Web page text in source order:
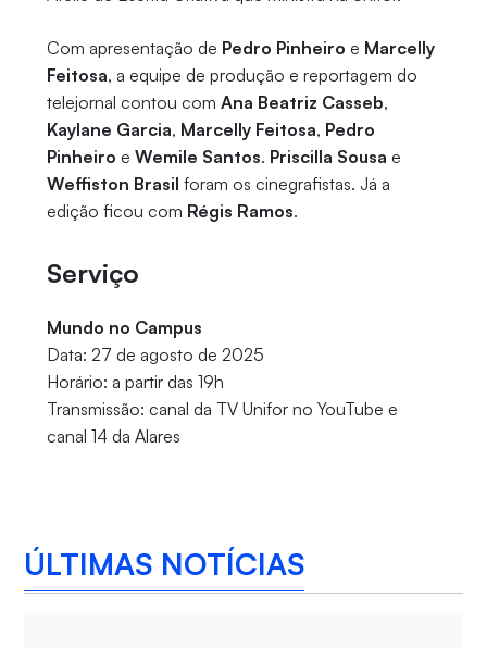
Com apresentação de Pedro Pinheiro e Marcelly
Feitosa, a equipe de produção e reportagem do
telejornal contou com Ana Beatriz Casseb,
Kaylane Garcia, Marcelly Feitosa, Pedro
Pinheiro e Wemile Santos. Priscilla Sousa e
Weffiston Brasil foram os cinegrafistas. Já a
edição ficou com Régis Ramos.
Serviço
Mundo no Campus
Data: 27 de agosto de 2025
Horário: a partir das 19h
Transmissão: canal da TV Unifor no YouTube e
canal 14 da Alares
ÚLTIMAS NOTÍCIAS